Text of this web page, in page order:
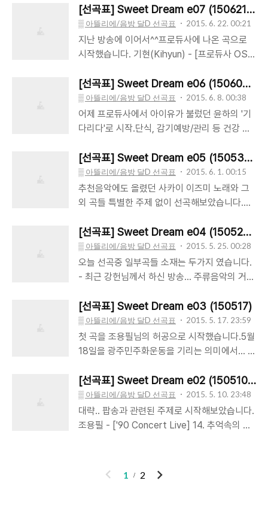
90-VOL.1 #07] 내모습 조용필 - [5집-산유화
#01] 산유화 푸딩(Pudding) - [Pesadelo
#06] Tear Drops 조용필 - 축복(촛불) 진선
(퀸제이) - [주르륵 #01] 주르륵 조 용필 - [창
이번 불명 다른 곡도 좀 넣었습니다. 제가 좋아
하는 이해리님, 그리고 리비도를 확 놓아버리는
자유로움을 보여준 알리의 환희. (퍼포먼스도 충
격적이었지만.. 음악적으로 아주 좋았어요)
의 세계 여행을 떠나요 ChoYongPil - [2005
PyeongYang #10] 자존심 허여운 - 看透(간
투) 일리닛(illinit) - [1집 Triple I CD1 #05]
Lost (Feat. 화요비) ChoYongPil - [2005
[2005 Py..
[선곡표] Sweet Dream e07 (150621) 무
▒ 아뜰리에/음방 달D 선곡표 2015. 6. 22. 00:21
지난 방송에 이어서^^프로듀사에 나온 곡으로
시작했습니다. 기현(Kihyun) - [프로듀사 OST
필 - [5집-산유화 #05] 나는 너 좋아 조용필 -
[30주년 기념 PART 2 #05] 나는 너 좋아 삐삐
밴드 - [pppb CD1 #02] over & over (Feat.
Zion.T) 삐삐밴드 - [pppb CD1 #04] ㅈㄱㅈ
10집 #05] 우주여행 X ChoYongPil -
[ChoYongPil_Live_2015_45th Anniversary
Consert Hello Live in 2013 CD2 #06] 비련
ChoYongPil - [ChoYongPil_Live_2015_..
[선곡표] Sweet Dream e06 (150607) 무
▒ 아뜰리에/음방 달D 선곡표 2015. 6. 8. 00:38
어제 프로듀사에서 아이유가 불렀던 윤하의 '기
다리다'로 시작.단식, 감기예방/관리 등 건강 관
(Time 2 Rock) CD1 #02] 기다리다
[ChoYongPil_Live_2015_45th Anniversary
Consert Hello Live in 2013 CD2 #03] 창밖
의 여자 Aoi Lemon 碧いレモン (파란 레몬) -
Anniversary Consert Hello Live in 2013
CD2 #04] 꿈 윤하 Yunha - [Touch] 01-
Touch [ChoYongPil_Live_2015_45th
Anniversary Consert Hello Live in 20..
[선곡표] Sweet Dream e05 (150531) 무
▒ 아뜰리에/음방 달D 선곡표 2015. 6. 1. 00:15
추천음악에도 올렸던 사카이 이즈미 노래와 그
외 곡들 특별한 주제 없이 선곡해보았습니다.
Hello Live CD1of2 #11] 돌아와요 부산항에
조용필 - [Hello CD1 #03] 걷고 싶다 Zard -
あなたを感じていたい (당신을 느끼고 싶어)
ChoYongPil -
Consert Hello Live in 2013 CD2 #01] 설렘
Tess Henley - [Wonderland #01]
Wonderland Tommy Emmanuel (with Jim
Michols) - [Chet Lag #06] The House of
[선곡표] Sweet Dream e04 (150524) 김
▒ 아뜰리에/음방 달D 선곡표 2015. 5. 25. 00:28
오늘 선곡중 일부곡들 소재는 두가지 였습니다.
- 최근 강헌님께서 하신 방송... 주류음악의 거장
만남 - B.B.King 별세 ChoYongPil - [45th
Anniversary Consert Hello Live CD1of2
#06] 자존심 김민기 - [3집 #02] 기지촌 박광
수 - [아름다운 날들 CD1 #02] 이 풍진 세상 찰
#03] 상도 블루스 조용필 - [1집-창밖의 여자
#09] 대전 블루스 조용필 - [8집-허공 #10] 내
마음 당신곁으로 羅家英[나가영] - [서유쌍기
OST] ONLY YOU ChoYongPil - [45th
[선곡표] Sweet Dream e03 (150517)
▒ 아뜰리에/음방 달D 선곡표 2015. 5. 17. 23:59
첫 곡을 조용필님의 허공으로 시작했습니다.5월
18일을 광주민주화운동을 기리는 의미에서... (
한 민중가요를 선곡할까 하다가 듣는 분들께 많
이 거슬리는건 아닐까 싶어서 말았네요.민중가
요를 음악적인 잣대로만 평가하기 애매한 부분
이 있지만... 음악적인 평가로 보더라도 훌륭한
#13] 상처 Original 조용필 - [30주년 기념
[선곡표] Sweet Dream e02 (150510)
▒ 아뜰리에/음방 달D 선곡표 2015. 5. 10. 23:48
대략.. 팝송과 관련된 주제로 시작해보았습니다.
조용필 - ['90 Concert Live] 14. 추억속의 재
Favorite Pops CD1 #01] I'll Be There 박화
요비 - [5집 - 5° #03] 전화해줘요 문명진 - [불
이
1 2
다